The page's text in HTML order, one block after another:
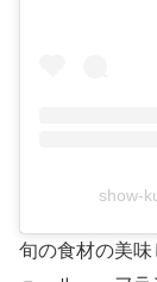
show-
旬の食材の美